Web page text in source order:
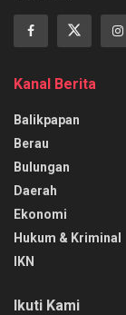
Kanal Berita
Balikpapan
Berau
Bulungan
Daerah
Ekonomi
Hukum & Kriminal
IKN
Ikuti Kami